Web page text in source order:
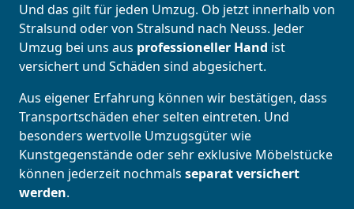
Und das gilt für jeden Umzug. Ob jetzt innerhalb von
Stralsund oder von Stralsund nach Neuss. Jeder
Umzug bei uns aus professioneller Hand ist
versichert und Schäden sind abgesichert.
Aus eigener Erfahrung können wir bestätigen, dass
Transportschäden eher selten eintreten. Und
besonders wertvolle Umzugsgüter wie
Kunstgegenstände oder sehr exklusive Möbelstücke
können jederzeit nochmals separat versichert
werden.